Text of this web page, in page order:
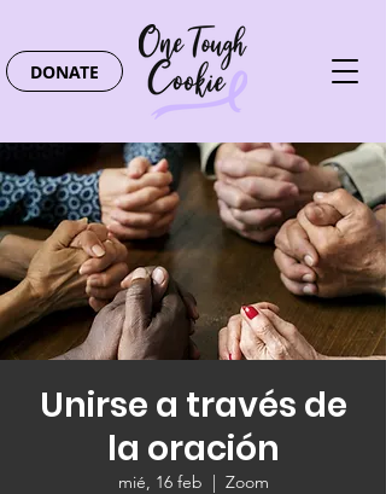
DONATE
Unirse a través de
la oración
mié, 16 feb
  |
Zoom